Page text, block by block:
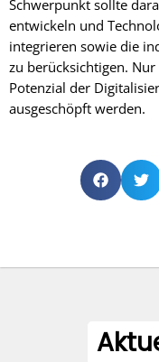
Schwerpunkt sollte
entwickeln und
integrieren sowie die
zu berücksichtigen.
Potenzial der
ausgeschöpft werden.